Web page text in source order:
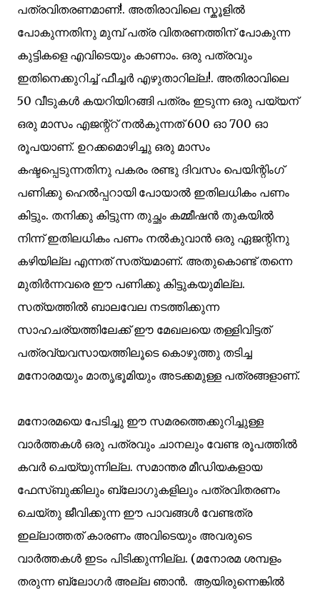
പത്രവിതരണമാണ്!. അതിരാവിലെ സ്കൂളില്‍
പോകുന്നതിനു മുമ്പ് പത്ര വിതരണത്തിന് പോകുന്ന
കുട്ടികളെ എവിടെയും കാണാം. ഒരു പത്രവും
ഇതിനെക്കുറിച്ച് ഫീച്ചര്‍ എഴുതാറില്ല!. അതിരാവിലെ
50 വീടുകള്‍ കയറിയിറങ്ങി പത്രം ഇടുന്ന ഒരു പയ്യന്
ഒരു മാസം എജന്റ്റ് നല്‍കുന്നത് 600 ഓ 700 ഓ
രൂപയാണ്. ഉറക്കമൊഴിച്ചു ഒരു മാസം
കഷ്ടപ്പെടുന്നതിനു പകരം രണ്ടു ദിവസം പെയിന്റിംഗ്
പണിക്കു ഹെല്‍പ്പറായി പോയാല്‍ ഇതിലധികം പണം
കിട്ടും. തനിക്കു കിട്ടുന്ന തുച്ഛം കമ്മീഷന്‍ തുകയില്‍
നിന്ന് ഇതിലധികം പണം നല്‍കുവാന്‍ ഒരു ഏജന്റിനു
കഴിയില്ല എന്നത് സത്യമാണ്. അതുകൊണ്ട് തന്നെ
മുതിര്‍ന്നവരെ ഈ പണിക്കു കിട്ടുകയുമില്ല.
സത്യത്തില്‍ ബാലവേല നടത്തിക്കുന്ന
സാഹചര്യത്തിലേക്ക് ഈ മേഖലയെ തള്ളിവിട്ടത്
പത്രവ്യവസായത്തിലൂടെ കൊഴുത്തു തടിച്ച
മനോരമയും മാതൃഭൂമിയും അടക്കമുള്ള പത്രങ്ങളാണ്.
മനോരമയെ പേടിച്ചു ഈ സമരത്തെക്കുറിച്ചുള്ള
വാര്‍ത്തകള്‍ ഒരു പത്രവും ചാനലും വേണ്ട രൂപത്തില്‍
കവര്‍ ചെയ്യുന്നില്ല. സമാന്തര മീഡിയകളായ
ഫേസ്ബുക്കിലും ബ്ലോഗുകളിലും പത്രവിതരണം
ചെയ്തു ജീവിക്കുന്ന ഈ പാവങ്ങള്‍ വേണ്ടത്ര
ഇല്ലാത്തത് കാരണം അവിടെയും അവരുടെ
വാര്‍ത്തകള്‍ ഇടം പിടിക്കുന്നില്ല. (മനോരമ ശമ്പളം
തരുന്ന ബ്ലോഗര്‍ അല്ല ഞാന്‍. ആയിരുന്നെങ്കില്‍